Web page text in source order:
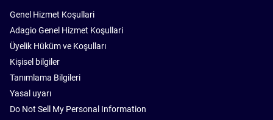
Genel Hizmet Koşullari
Adagio Genel Hizmet Koşullari
Üyelik Hüküm ve Koşulları
Kişisel bilgiler
Tanımlama Bilgileri
Yasal uyarı
Do Not Sell My Personal Information